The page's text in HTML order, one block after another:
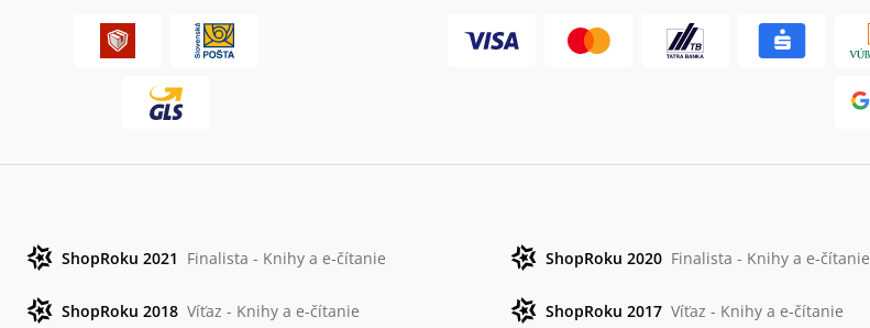
ShopRoku 2021 Finalista - Knihy a e-čítanie ShopRoku 2020 Finalista - Knihy a e-čítanie
ShopRoku 2018 Víťaz - Knihy a e-čítanie ShopRoku 2017 Víťaz - Knihy a e-čítanie